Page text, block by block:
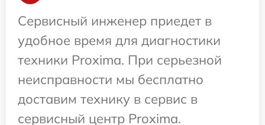
Сервисный инженер приедет в
удобное время для диагностики
техники Proxima. При серьезной
неисправности мы бесплатно
доставим технику в сервис в
сервисный центр Proxima.